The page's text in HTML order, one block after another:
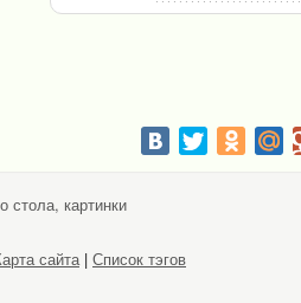
стола, картинки
сайта | Список тэгов